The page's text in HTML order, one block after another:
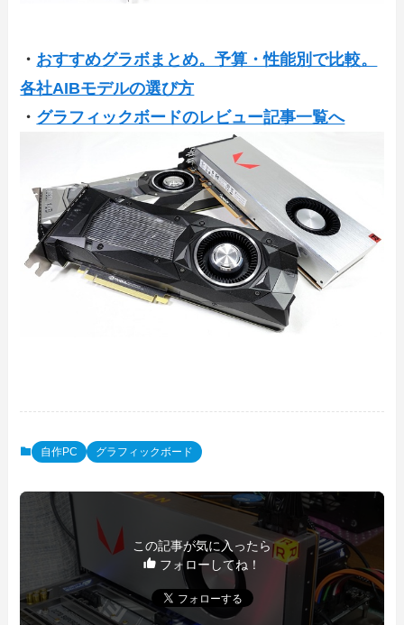
・ おすすめグラボまとめ。予算・性能別で比較。
各社AIBモデルの選び方
・ グラフィックボードのレビュー記事一覧へ
自作PC グラフィックボード
この記事が気に入ったら
フォローしてね！